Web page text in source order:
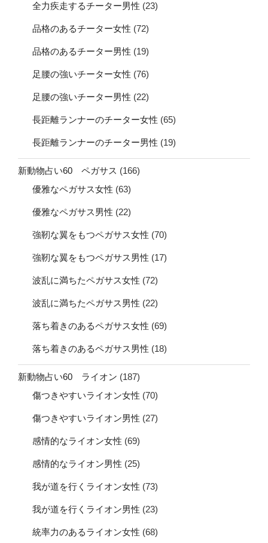
全力疾走するチーター男性 (23)
品格のあるチーター女性 (72)
品格のあるチーター男性 (19)
足腰の強いチーター女性 (76)
足腰の強いチーター男性 (22)
長距離ランナーのチーター女性 (65)
長距離ランナーのチーター男性 (19)
新動物占い60 ペガサス (166)
優雅なペガサス女性 (63)
優雅なペガサス男性 (22)
強靭な翼をもつペガサス女性 (70)
強靭な翼をもつペガサス男性 (17)
波乱に満ちたペガサス女性 (72)
波乱に満ちたペガサス男性 (22)
落ち着きのあるペガサス女性 (69)
落ち着きのあるペガサス男性 (18)
新動物占い60 ライオン (187)
傷つきやすいライオン女性 (70)
傷つきやすいライオン男性 (27)
感情的なライオン女性 (69)
感情的なライオン男性 (25)
我が道を行くライオン女性 (73)
我が道を行くライオン男性 (23)
統率力のあるライオン女性 (68)